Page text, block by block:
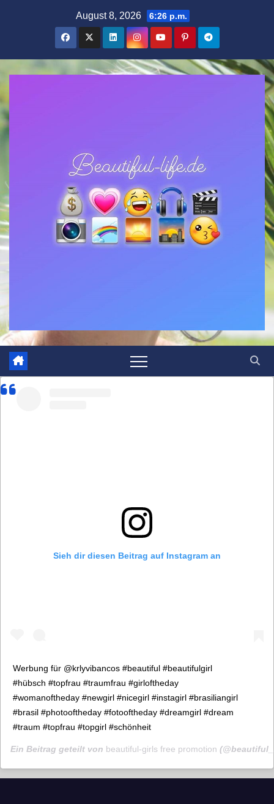
August 8, 2026 6:26 p.m.
Sieh dir diesen Beitrag auf Instagram an
Werbung für @krlyvibancos #beautiful #beautifulgirl
#hübsch #topfrau #traumfrau #girloftheday
#womanoftheday #newgirl #nicegirl #instagirl #brasiliangirl
#brasil #photooftheday #fotooftheday #dreamgirl #dream
#traum #topfrau #topgirl #schönheit
Ein Beitrag geteilt von beautiful-girls free promotion